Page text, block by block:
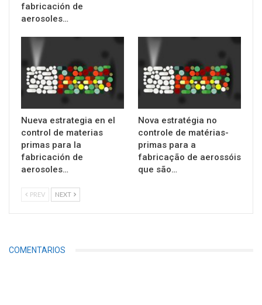
fabricación de
aerosoles…
Nueva estrategia en el
control de materias
primas para la
fabricación de
aerosoles…
Nova estratégia no
controle de matérias-
primas para a
fabricação de aerossóis
que são…
PREV NEXT
COMENTARIOS